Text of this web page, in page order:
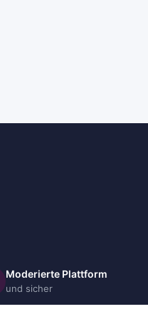
Moderierte Plattform
und sicher